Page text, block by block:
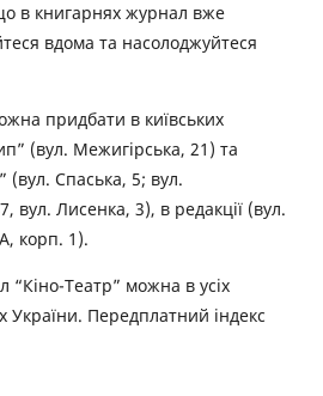
в книгарнях журнал вже
вдома та насолоджуйтеся
придбати в київських
(вул. Межигірська, 21) та
(вул. Спаська, 5; вул.
вул. Лисенка, 3), в редакції (вул.
корп. 1).
Театр” можна в усіх
України. Передплатний індекс